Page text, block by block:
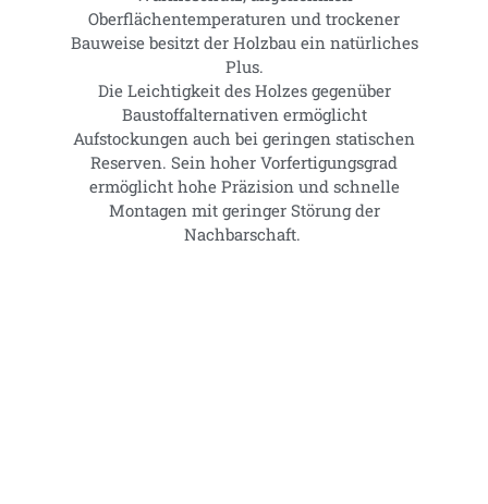
Oberflächentemperaturen und trockener
Bauweise besitzt der Holzbau ein natürliches
Plus.
Die Leichtigkeit des Holzes gegenüber
Baustoffalternativen ermöglicht
Aufstockungen auch bei geringen statischen
Reserven. Sein hoher Vorfertigungsgrad
ermöglicht hohe Präzision und schnelle
Montagen mit geringer Störung der
Nachbarschaft.